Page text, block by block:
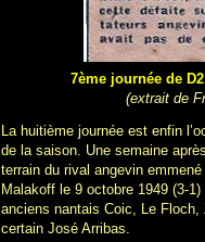
7ème journée de
(extrait de
La huitième journée est enfin
de la saison. Une semaine
terrain du rival angevin
Malakoff le 9 octobre 1949 (3-
anciens nantais Coic, Le
certain José Arribas.